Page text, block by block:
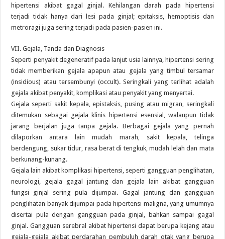
hipertensi akibat gagal ginjal. Kehilangan darah pada hipertensi
terjadi tidak hanya dari lesi pada ginjal; epitaksis, hemoptisis dan
metroragi juga sering terjadi pada pasien-pasien ini.
VII. Gejala, Tanda dan Diagnosis
Seperti penyakit degeneratif pada lanjut usia lainnya, hipertensi sering
tidak memberikan gejala apapun atau gejala yang timbul tersamar
(insidious) atau tersembunyi (occult). Seringkali yang terlihat adalah
gejala akibat penyakit, komplikasi atau penyakit yang menyertai.
Gejala seperti sakit kepala, epistaksis, pusing atau migran, seringkali
ditemukan sebagai gejala klinis hipertensi esensial, walaupun tidak
jarang berjalan juga tanpa gejala. Berbagai gejala yang pernah
dilaporkan antara lain mudah marah, sakit kepala, telinga
berdengung, sukar tidur, rasa berat di tengkuk, mudah lelah dan mata
berkunang-kunang.
Gejala lain akibat komplikasi hipertensi, seperti gangguan penglihatan,
neurologi, gejala gagal jantung dan gejala lain akibat gangguan
fungsi ginjal sering pula dijumpai. Gagal jantung dan gangguan
penglihatan banyak dijumpai pada hipertensi maligna, yang umumnya
disertai pula dengan gangguan pada ginjal, bahkan sampai gagal
ginjal. Gangguan serebral akibat hipertensi dapat berupa kejang atau
gejala-gejala akibat perdarahan pembuluh darah otak yang berupa